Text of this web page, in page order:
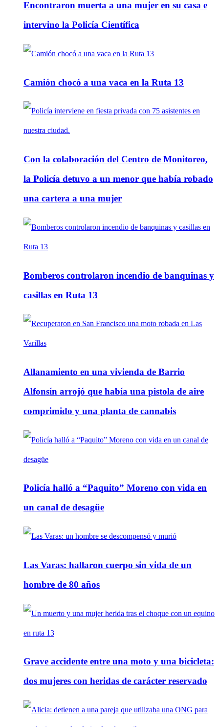
Encontraron muerta a una mujer en su casa e
intervino la Policía Científica
Camión chocó a una vaca en la Ruta 13
Con la colaboración del Centro de Monitoreo,
la Policía detuvo a un menor que había robado
una cartera a una mujer
Bomberos controlaron incendio de banquinas y
casillas en Ruta 13
Allanamiento en una vivienda de Barrio
Alfonsín arrojó que había una pistola de aire
comprimido y una planta de cannabis
Policía halló a “Paquito” Moreno con vida en
un canal de desagüe
Las Varas: hallaron cuerpo sin vida de un
hombre de 80 años
Grave accidente entre una moto y una bicicleta:
dos mujeres con heridas de carácter reservado